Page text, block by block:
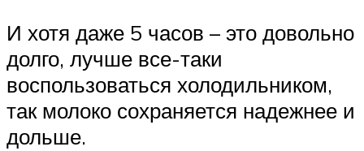
И хотя даже 5 часов – это довольно
долго, лучше все-таки
воспользоваться холодильником,
так молоко сохраняется надежнее и
дольше.